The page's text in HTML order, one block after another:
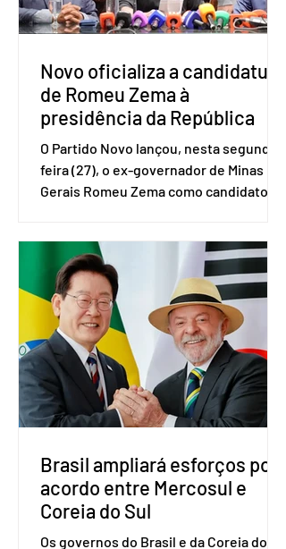
empreendedores 60+ formalizados
atingiram o maior rendime
Novo oficializa a candidatura
de Romeu Zema à
presidência da República
O Partido Novo lançou, nesta segunda-
feira (27), o ex-governador de Minas
Gerais Romeu Zema como candidato à
Brasília. O Novo ainda não definiu quem
vai compor a chapa como candidato a
vice-presidente. A convenção contou
com a presença do presidente nacional
do partido, Eduardo Ribeiro, e do
senador Eduardo Girão, filiado ao Novo
desde fevereiro de 2023. Formado em
administração de empresas pela
Fundaç
Brasil ampliará esforços por
acordo entre Mercosul e
Coreia do Sul
Os governos do Brasil e da Coreia do